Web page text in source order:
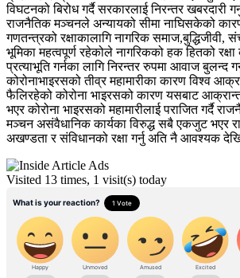
विघटनको बिरोध गर्दै सरकारलाई निरन्तर खबरदारी
राजनैतिक मञ्चनले अन्यायको सीमा नाघिसकेको
गणतन्त्रको रक्षाकालागि नागरिक समाज,बुद्धिजीवी,
भूमिका महत्वपूर्ण रहेकोले नागरिकको हक हितको
प्रत्याभूति गर्नका लागि निरन्तर रुपमा आवाज बुलन्द
कोरोनाभाइरसको तीव्र महामारीका कारण विश्व
फैलिरहेको कोरोना भाइरसको कारण यसबाट
भएर कोरोना भाइरसको महामारीलाई पराजित गर्दै
मञ्चन असंवैधानिक कार्यका विरुद्ध सबै एकजुट भएर
अखण्डता र संविधानको रक्षा गर्नु अति नै आवश्यक
Visited 13 times, 1 visit(s) today